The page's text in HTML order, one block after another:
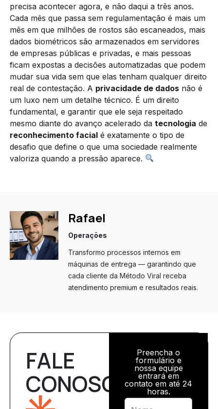
precisa acontecer agora, e não daqui a três anos.
Cada mês que passa sem regulamentação é mais um
mês em que milhões de rostos são escaneados, mais
dados biométricos são armazenados em servidores
de empresas públicas e privadas, e mais pessoas
ficam expostas a decisões automatizadas que podem
mudar sua vida sem que elas tenham qualquer direito
real de contestação. A privacidade de dados não é
um luxo nem um detalhe técnico. É um direito
fundamental, e garantir que ele seja respeitado
mesmo diante do avanço acelerado da tecnologia de
reconhecimento facial é exatamente o tipo de
desafio que define o que uma sociedade realmente
valoriza quando a pressão aparece.
Rafael
Operações
Transformo processos internos em
máquinas de entrega — garantindo que
cada cliente da Método Viral receba
atendimento premium e resultados reais.
FALE
CONOSCO
Preencha o
formulário e
nossa equipe
entrará em
contato em até 24
horas.